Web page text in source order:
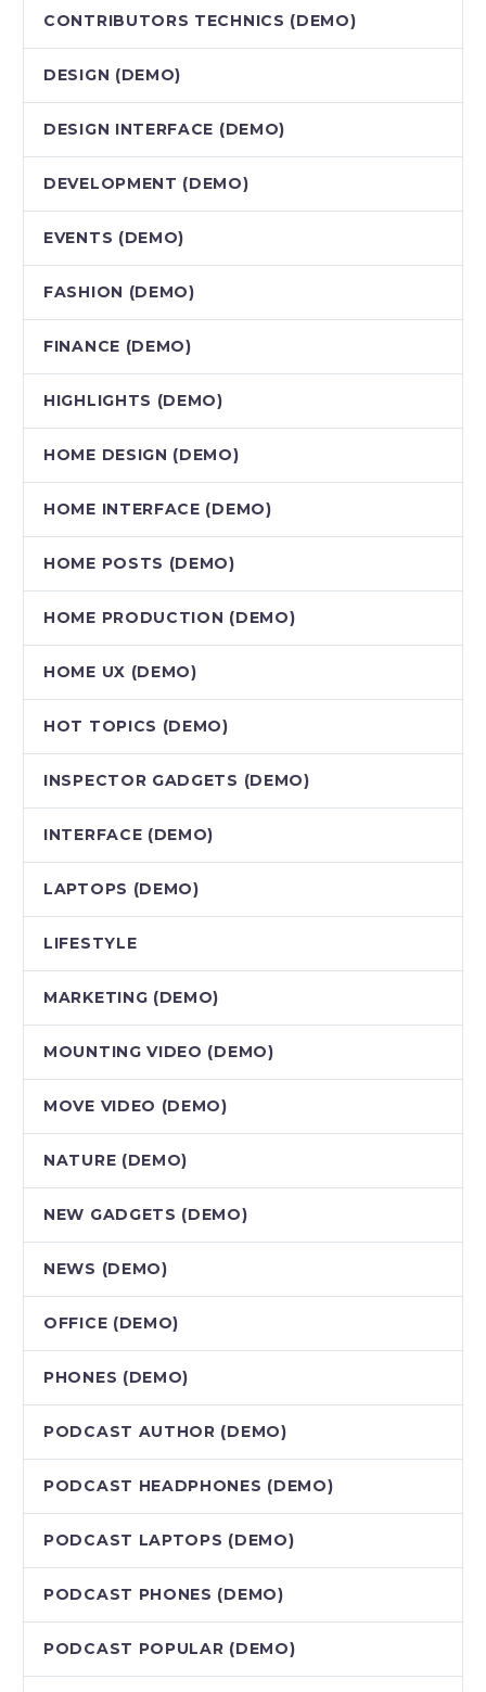
CONTRIBUTORS TECHNICS (DEMO)
DESIGN (DEMO)
DESIGN INTERFACE (DEMO)
DEVELOPMENT (DEMO)
EVENTS (DEMO)
FASHION (DEMO)
FINANCE (DEMO)
HIGHLIGHTS (DEMO)
HOME DESIGN (DEMO)
HOME INTERFACE (DEMO)
HOME POSTS (DEMO)
HOME PRODUCTION (DEMO)
HOME UX (DEMO)
HOT TOPICS (DEMO)
INSPECTOR GADGETS (DEMO)
INTERFACE (DEMO)
LAPTOPS (DEMO)
LIFESTYLE
MARKETING (DEMO)
MOUNTING VIDEO (DEMO)
MOVE VIDEO (DEMO)
NATURE (DEMO)
NEW GADGETS (DEMO)
NEWS (DEMO)
OFFICE (DEMO)
PHONES (DEMO)
PODCAST AUTHOR (DEMO)
PODCAST HEADPHONES (DEMO)
PODCAST LAPTOPS (DEMO)
PODCAST PHONES (DEMO)
PODCAST POPULAR (DEMO)